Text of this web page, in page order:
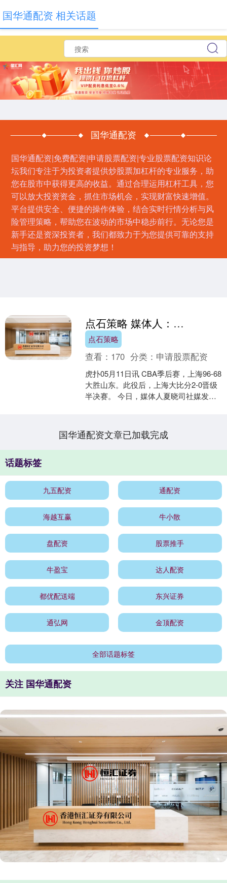
国华通配资
国华通配资|免费配资|申请股票配资|专业股票配资知识论
坛我们专注于为投资者提供炒股票加杠杆的专业服务，助
您在股市中获得更高的收益。通过合理运用杠杆工具，您
可以放大投资资金，抓住市场机会，实现财富快速增值。
平台提供安全、便捷的操作体验，结合实时行情分析与风
险管理策略，帮助您在波动的市场中稳步前行。无论您是
新手还是资深投资者，我们都致力于为您提供可靠的支持
与指导，助力您的投资梦想！
国华通配资 相关话题
点石策略 媒体人：山东男篮正式放假，假期不到一个月6月初集结
点石策略
查看： 170 分类： 申请股票配资
虎扑05月11日讯 CBA季后赛，上海96-68
大胜山东。此役后，上海大比分2-0晋级
半决赛。 今日，媒体人夏晓司社媒发
国华通配资文章已加载完成
话题标签
九五配资 通配资
海越互赢 牛小散
盘配资 股票推手
牛盈宝 达人配资
都优配送端 东兴证券
通弘网 金顶配资
全部话题标签
关注 国华通配资